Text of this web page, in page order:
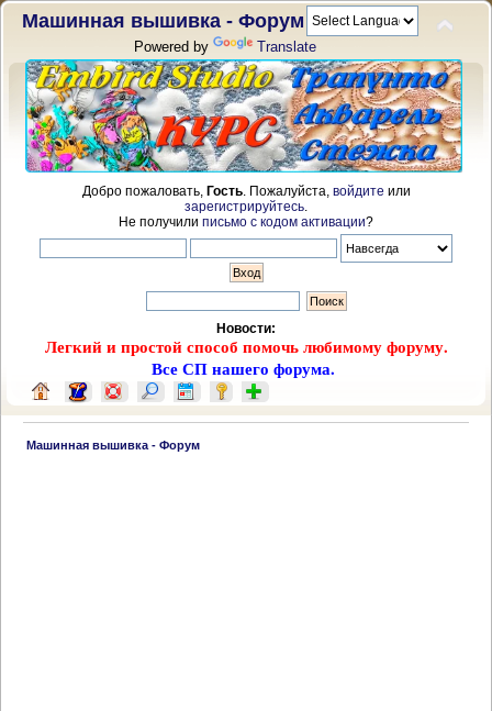
Машинная вышивка - Форум
Powered by Translate
Добро пожаловать, Гость. Пожалуйста, войдите или
зарегистрируйтесь
Не получили письмо с кодом активации?
Новости:
Легкий и простой способ помочь любимому форуму.
Все СП нашего форума.
Машинная вышивка - Форум